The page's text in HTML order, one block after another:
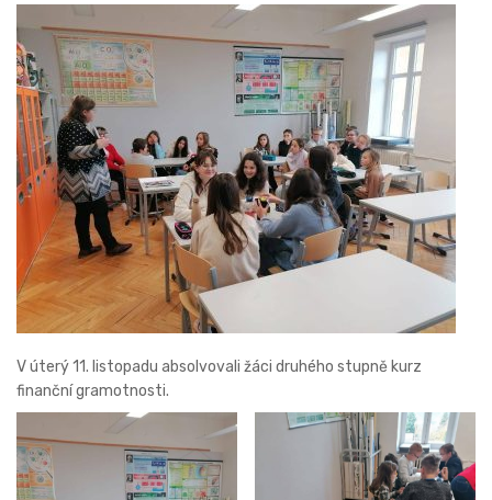
V úterý 11. listopadu absolvovali žáci druhého stupně kurz
finanční gramotnosti.